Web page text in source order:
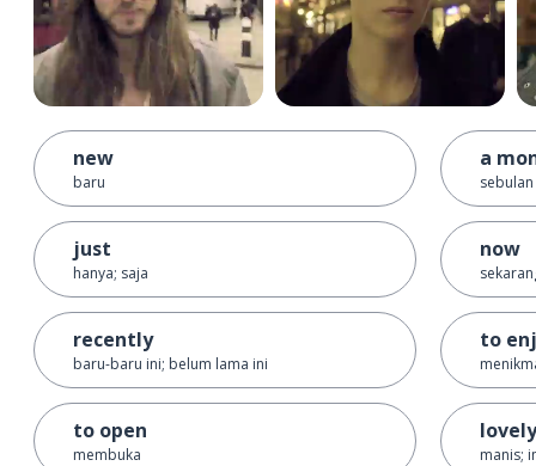
new
baru
just
hanya; saja
recently
baru-baru ini; belum lama ini
to open
membuka
a
sebulan
now
to
lovely
manis;